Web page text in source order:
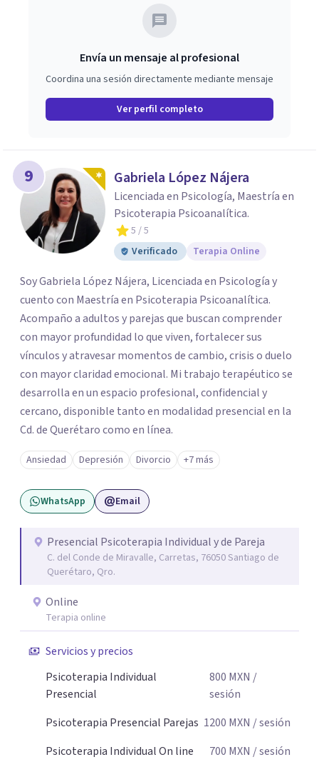
Envía un mensaje al profesional
Coordina una sesión directamente mediante mensaje
Ver perfil completo
9 Gabriela López Nájera
Licenciada en Psicología, Maestría en
Psicoterapia Psicoanalítica.
5 / 5
Verificado
Terapia Online
Soy Gabriela López Nájera, Licenciada en Psicología y
cuento con Maestría en Psicoterapia Psicoanalítica.
Acompaño a adultos y parejas que buscan comprender
con mayor profundidad lo que viven, fortalecer sus
vínculos y atravesar momentos de cambio, crisis o duelo
con mayor claridad emocional. Mi trabajo terapéutico se
desarrolla en un espacio profesional, confidencial y
cercano, disponible tanto en modalidad presencial en la
Cd. de Querétaro como en línea.
Ansiedad Depresión Divorcio +7 más
WhatsApp Email
Presencial Psicoterapia Individual y de Pareja
C. del Conde de Miravalle, Carretas, 76050 Santiago de
Querétaro, Qro.
Online
Terapia online
Servicios y precios
Psicoterapia Individual
Presencial
800 MXN /
sesión
Psicoterapia Presencial Parejas 1200 MXN / sesión
Psicoterapia Individual On line
700 MXN / sesión